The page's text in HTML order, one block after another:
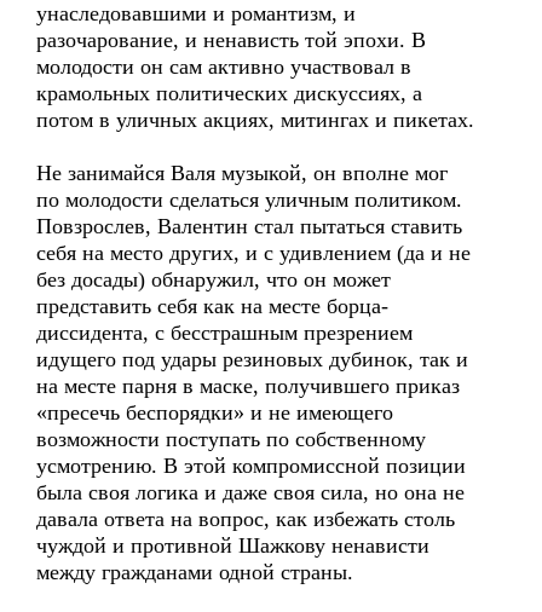
унаследовавшими и романтизм, и
разочарование, и ненависть той эпохи. В
молодости он сам активно участвовал в
крамольных политических дискуссиях, а
потом в уличных акциях, митингах и пикетах.
Не занимайся Валя музыкой, он вполне мог
по молодости сделаться уличным политиком.
Повзрослев, Валентин стал пытаться ставить
себя на место других, и с удивлением (да и не
без досады) обнаружил, что он может
представить себя как на месте борца-
диссидента, с бесстрашным презрением
идущего под удары резиновых дубинок, так и
на месте парня в маске, получившего приказ
«пресечь беспорядки» и не имеющего
возможности поступать по собственному
усмотрению. В этой компромиссной позиции
была своя логика и даже своя сила, но она не
давала ответа на вопрос, как избежать столь
чуждой и противной Шажкову ненависти
между гражданами одной страны.